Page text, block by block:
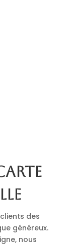
des
généreux.
nous